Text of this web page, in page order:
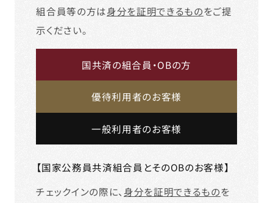
組合員等の方は身分を証明できるものをご提
示ください。
国共済の組合員・OBの方
優待利用者のお客様
一般利用者のお客様
【国家公務員共済組合員とそのOBのお客様】
チェックインの際に、 身分を証明できるものを